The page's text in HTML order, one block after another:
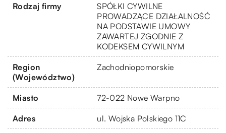
Rodzaj firmy
SPÓŁKI CYWILNE
PROWADZĄCE DZIAŁALNOŚĆ
NA PODSTAWIE UMOWY
ZAWARTEJ ZGODNIE Z
KODEKSEM CYWILNYM
Region
(Województwo)
Zachodniopomorskie
Miasto 72-022 Nowe Warpno
Adres ul. Wojska Polskiego 11C